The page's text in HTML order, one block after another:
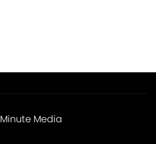
Minute Media